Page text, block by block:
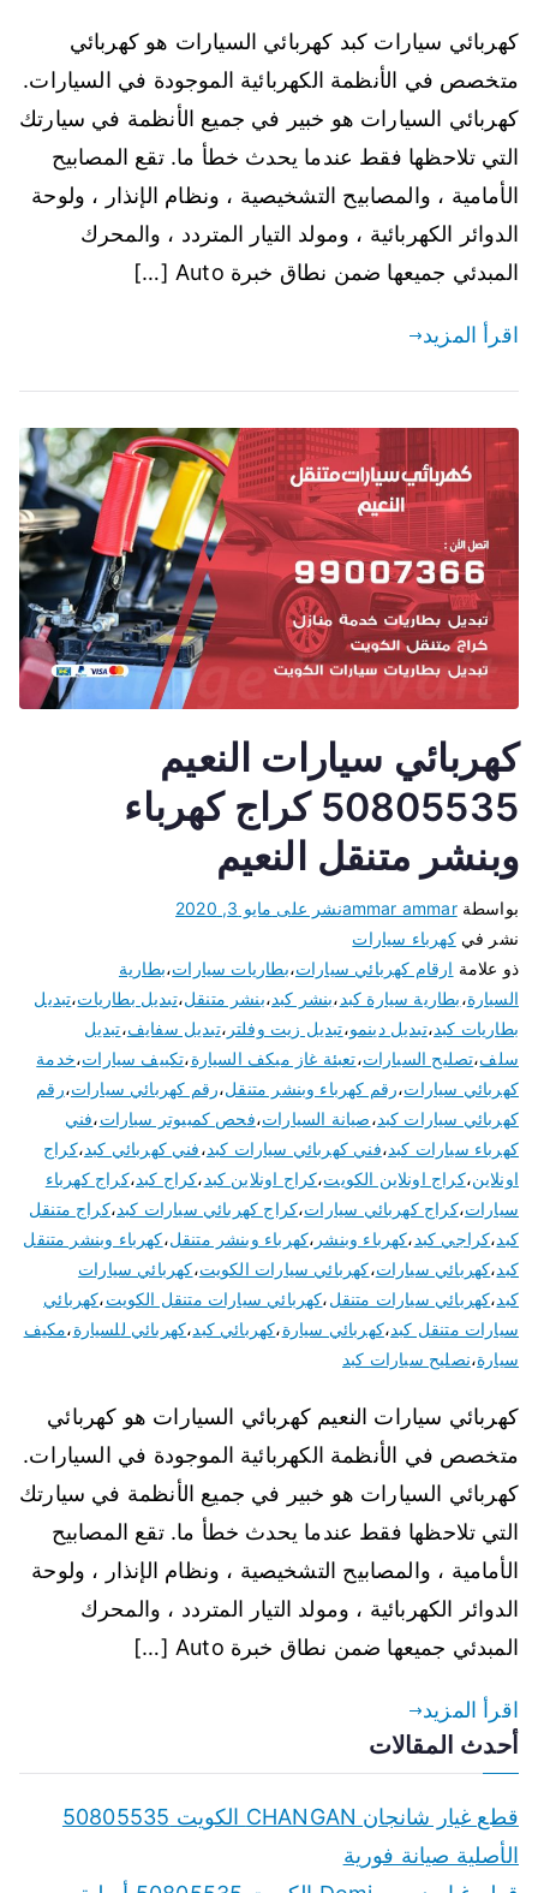
كهربائي سيارات كبد كهربائي السيارات هو كهربائي
متخصص في الأنظمة الكهربائية الموجودة في السيارات.
كهربائي السيارات هو خبير في جميع الأنظمة في سيارتك
التي تلاحظها فقط عندما يحدث خطأ ما. تقع المصابيح
الأمامية ، والمصابيح التشخيصية ، ونظام الإنذار ، ولوحة
الدوائر الكهربائية ، ومولد التيار المتردد ، والمحرك
المبدئي جميعها ضمن نطاق خبرة Auto […]
اقرأ المزيد
كهربائي سيارات النعيم
50805535 كراج كهرباء
وبنشر متنقل النعيم
بواسطةammar ammarنشر على مايو 3, 2020
نشر فيكهرباء سيارات
ذو علامة ارقام كهربائي سيارات،بطاريات سيارات،بطارية
السيارة،بطارية سيارة كبد،بنشر كبد،بنشر متنقل،تبديل بطاريات،تبديل
بطاريات كبد،تبديل دينمو،تبديل زيت وفلتر ،تبديل سفايف،تبديل
سلف،تصليح السيارات،تعبئة غاز ميكف السيارة،تكييف سيارات،خدمة
كهربائي سيارات،رقم كهرباء وبنشر متنقل،رقم كهربائي سيارات،رقم
كهربائي سيارات كبد،صيانة السيارات،فحص كمبيوتر سيارات،فني
كهرباء سيارات كبد،فني كهربائي سيارات كبد،فني كهربائي كبد،كراج
اونلاين،كراج اونلاين الكويت،كراج اونلاين كبد،كراج كبد،كراج كهرباء
سيارات،كراج كهربائي سيارات،كراج كهربائي سيارات كبد،كراج متنقل
كبد،كراجي كبد،كهرباء وبنشر ،كهرباء وبنشر متنقل،كهرباء وبنشر متنقل
كبد،كهربائي سيارات،كهربائي سيارات الكويت،كهربائي سيارات
كبد،كهربائي سيارات متنقل،كهربائي سيارات متنقل الكويت،كهربائي
سيارات متنقل كبد،كهربائي سيارة،كهربائي كبد،كهربائي للسيارة،مكيف
سيارة،نصليح سيارات كبد
كهربائي سيارات النعيم كهربائي السيارات هو كهربائي
متخصص في الأنظمة الكهربائية الموجودة في السيارات.
كهربائي السيارات هو خبير في جميع الأنظمة في سيارتك
التي تلاحظها فقط عندما يحدث خطأ ما. تقع المصابيح
الأمامية ، والمصابيح التشخيصية ، ونظام الإنذار ، ولوحة
الدوائر الكهربائية ، ومولد التيار المتردد ، والمحرك
المبدئي جميعها ضمن نطاق خبرة Auto […]
اقرأ المزيد
أحدث المقالات
قطع غيار شانجان CHANGAN الكويت 50805535
الأصلية صيانة فورية